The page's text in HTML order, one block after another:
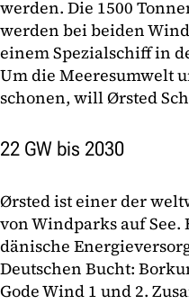
werden. Die 1500
werden bei beiden
einem Spezialschiff in
Um die Meeresumwelt
schonen, will Ørsted
22 GW bis 2030
Ørsted ist einer der
von Windparks auf
dänische
Deutschen Bucht:
Gode Wind 1 und 2.